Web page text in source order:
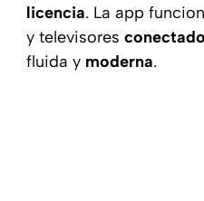
licencia. La app
y televisores
fluida y moderna.